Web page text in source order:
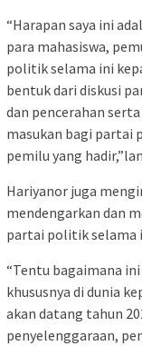
“Harapan saya ini
para mahasiswa,
politik selama ini
bentuk dari diskusi
dan pencerahan
masukan bagi partai
pemilu yang
Hariyanor juga
mendengarkan dan
partai politik selama
“Tentu bagaimana
khususnya di dunia
akan datang tahun
penyelenggaraan,